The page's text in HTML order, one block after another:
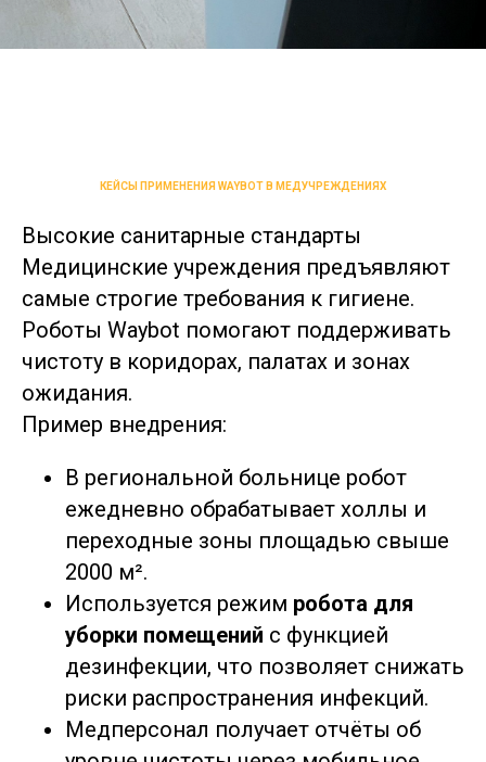
КЕЙСЫ ПРИМЕНЕНИЯ WAYBOT В МЕДУЧРЕЖДЕНИЯХ
Высокие санитарные стандарты
Медицинские учреждения предъявляют
самые строгие требования к гигиене.
Роботы Waybot помогают поддерживать
чистоту в коридорах, палатах и зонах
ожидания.
Пример внедрения:
В региональной больнице робот
ежедневно обрабатывает холлы и
переходные зоны площадью свыше
2000 м².
Используется режим робота для
уборки помещений с функцией
дезинфекции, что позволяет снижать
риски распространения инфекций.
Медперсонал получает отчёты об